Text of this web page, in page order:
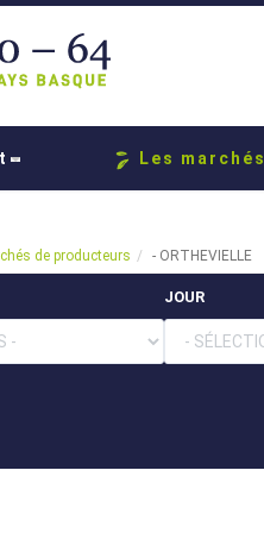
Les marchés
de producteurs - ORTHEVIELLE
JOUR